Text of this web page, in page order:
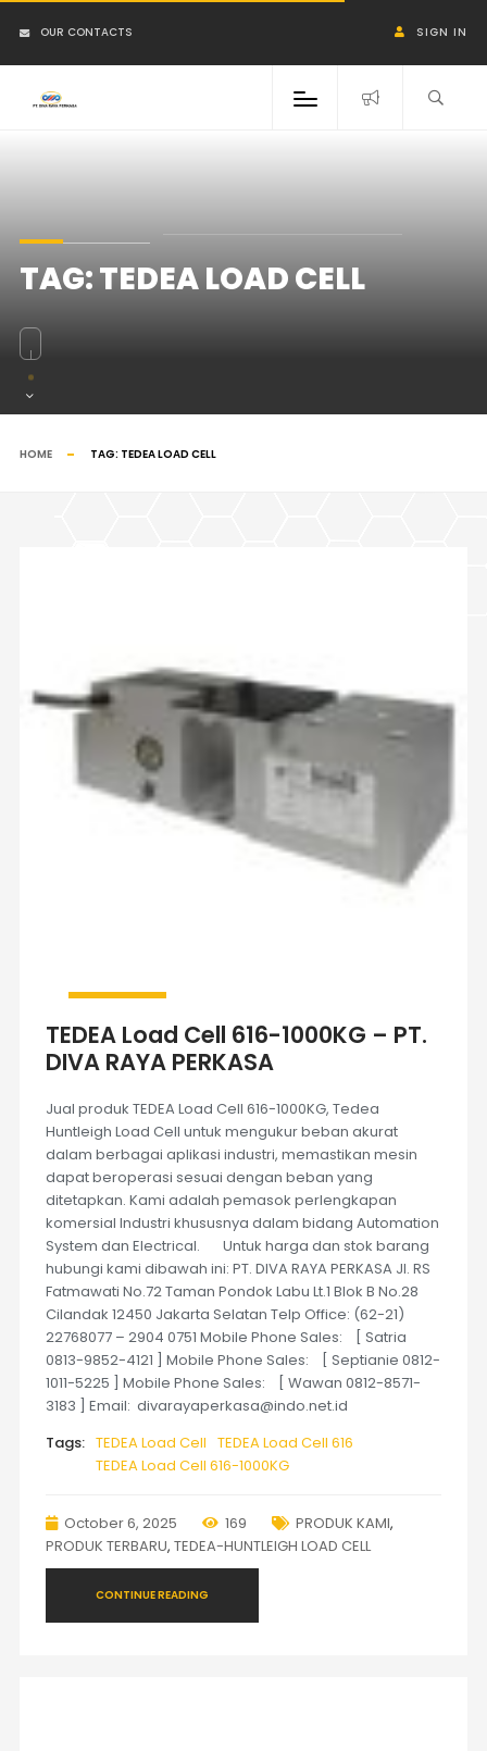
OUR CONTACTS SIGN IN
TAG:TEDEA LOAD CELL
HOME TAG: TEDEA LOAD CELL
TEDEA Load Cell 616-1000KG – PT.
DIVA RAYA PERKASA
Jual produk TEDEA Load Cell 616-1000KG, Tedea
Huntleigh Load Cell untuk mengukur beban akurat
dalam berbagai aplikasi industri, memastikan mesin
dapat beroperasi sesuai dengan beban yang
ditetapkan. Kami adalah pemasok perlengkapan
komersial Industri khususnya dalam bidang Automation
System dan Electrical. Untuk harga dan stok barang
hubungi kami dibawah ini: PT. DIVA RAYA PERKASA Jl. RS
Fatmawati No.72 Taman Pondok Labu Lt.1 Blok B No.28
Cilandak 12450 Jakarta Selatan Telp Office: (62-21)
22768077 – 2904 0751 Mobile Phone Sales: [ Satria
0813-9852-4121 ] Mobile Phone Sales: [ Septianie 0812-
1011-5225 ] Mobile Phone Sales: [ Wawan 0812-8571-
3183 ] Email: divarayaperkasa@indo.net.id
Tags: TEDEA Load Cell TEDEA Load Cell 616
TEDEA Load Cell 616-1000KG
October 6, 2025 169 PRODUK KAMI,
PRODUK TERBARU, TEDEA-HUNTLEIGH LOAD CELL
CONTINUE READING